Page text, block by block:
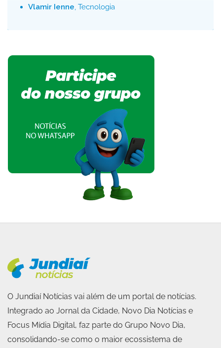
Vlamir Ienne, Tecnologia
O Jundiaí Notícias vai além de um portal de notícias.
Integrado ao Jornal da Cidade, Novo Dia Notícias e
Focus Mídia Digital, faz parte do Grupo Novo Dia,
consolidando-se como o maior ecossistema de